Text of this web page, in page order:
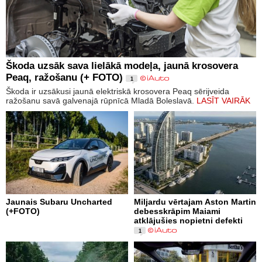
Škoda uzsāk sava lielākā modeļa, jaunā krosovera
Peaq, ražošanu (+ FOTO)
1
Škoda ir uzsākusi jaunā elektriskā krosovera Peaq sērijveida
ražošanu savā galvenajā rūpnīcā Mladā Boleslavā. LASĪT VAIRĀK
Jaunais Subaru Uncharted
(+FOTO)
Miljardu vērtajam Aston Martin
debesskrāpim Maiami
atklājušies nopietni defekti
1